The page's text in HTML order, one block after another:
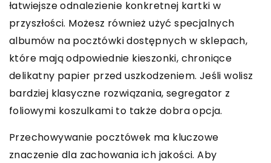
łatwiejsze odnalezienie konkretnej kartki w
przyszłości. Możesz również użyć specjalnych
albumów na pocztówki dostępnych w sklepach,
które mają odpowiednie kieszonki, chroniące
delikatny papier przed uszkodzeniem. Jeśli wolisz
bardziej klasyczne rozwiązania, segregator z
foliowymi koszulkami to także dobra opcja.
Przechowywanie pocztówek ma kluczowe
znaczenie dla zachowania ich jakości. Aby